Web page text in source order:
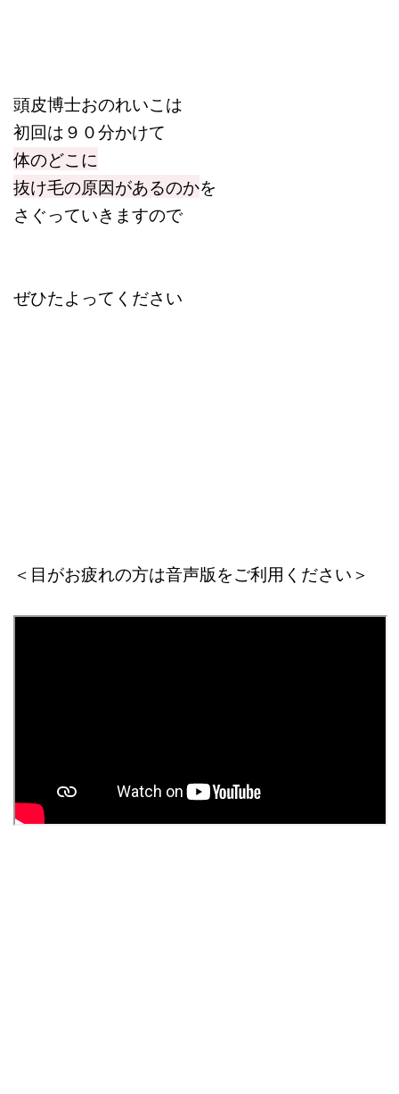
頭皮博士おのれいこは
初回は９０分かけて
体のどこに
抜け毛の原因があるのかを
さぐっていきますので
ぜひたよってください
＜目がお疲れの方は音声版をご利用ください＞